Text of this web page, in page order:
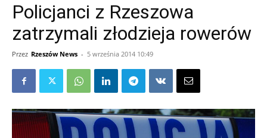
Policjanci z Rzeszowa
zatrzymali złodzieja rowerów
Przez Rzeszów News - 5 września 2014 10:49